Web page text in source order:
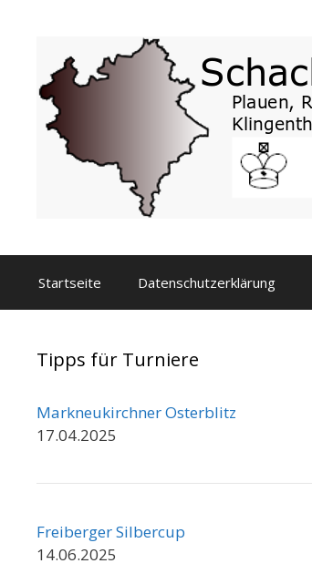
Startseite Datenschutzerklärung
Tipps für Turniere
Markneukirchner Osterblitz
17.04.2025
Freiberger Silbercup
14.06.2025